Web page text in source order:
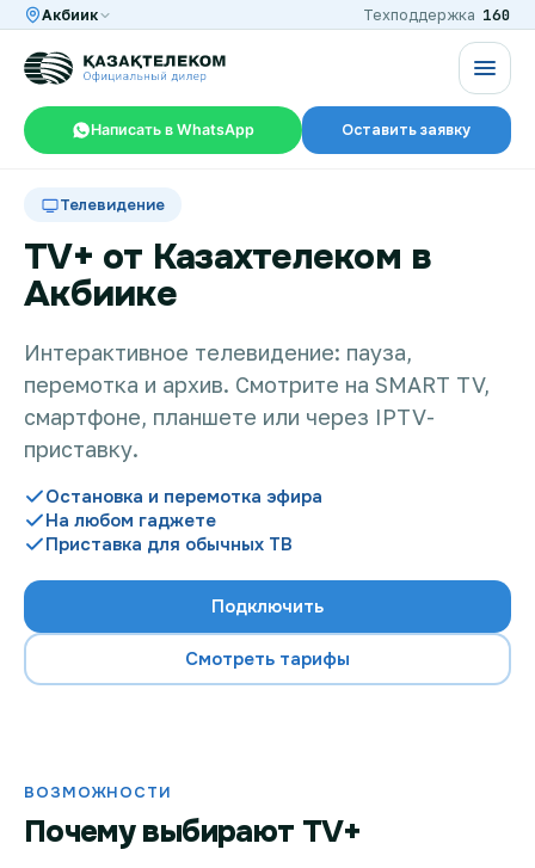
Акбиик Техподдержка 160
Написать в WhatsApp Оставить заявку
Интернет и ТВ в частном доме
Интернет в офис
TV+
Проверить возможность подключения
Акции
Телевидение
TV+ от Казахтелеком в
Акбиике
Интерактивное телевидение: пауза,
перемотка и архив. Смотрите на SMART TV,
смартфоне, планшете или через IPTV-
приставку.
Остановка и перемотка эфира
На любом гаджете
Приставка для обычных ТВ
Подключить
Смотреть тарифы
ВОЗМОЖНОСТИ
Почему выбирают TV+